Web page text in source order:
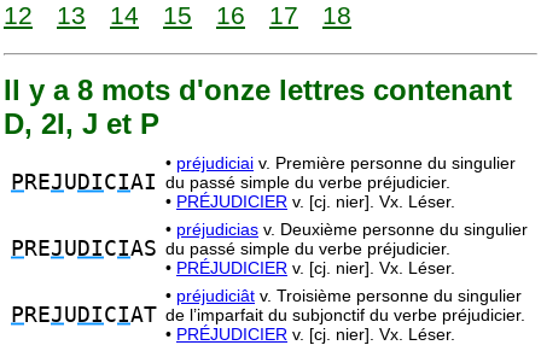
12
13 14 15 16 17 18
Il y a 8 mots d'onze lettres contenant
D, 2I, J et P
P REJU DICIAI
• préjudiciai v. Première personne du singulier
du passé simple du verbe préjudicier.
• PRÉJUDICIER v. [cj. nier]. Vx. Léser.
P REJU DICIAS
• préjudicias v. Deuxième personne du singulier
du passé simple du verbe préjudicier.
• PRÉJUDICIER v. [cj. nier]. Vx. Léser.
P REJU DICIAT
• préjudiciât v. Troisième personne du singulier
de l’imparfait du subjonctif du verbe préjudicier.
• PRÉJUDICIER v. [cj. nier]. Vx. Léser.